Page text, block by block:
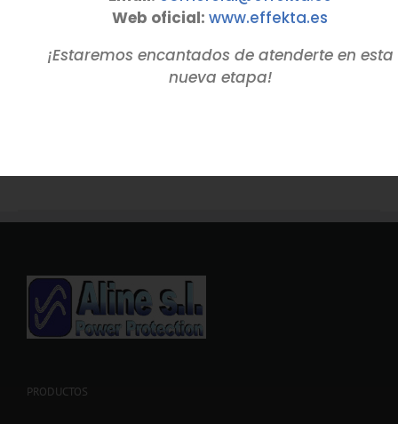
regulación independiente por
fase
Bajar Catálogo Serie
SRV-33 desde 200 hasta 3000
PRODUCTOS
Web oficial: www.effekta.es
¡Estaremos encantados de atenderte en esta
nueva etapa!